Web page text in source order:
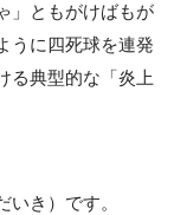
」ともがけばもが
うに四死球を連発
る典型的な「炎上
き）です。